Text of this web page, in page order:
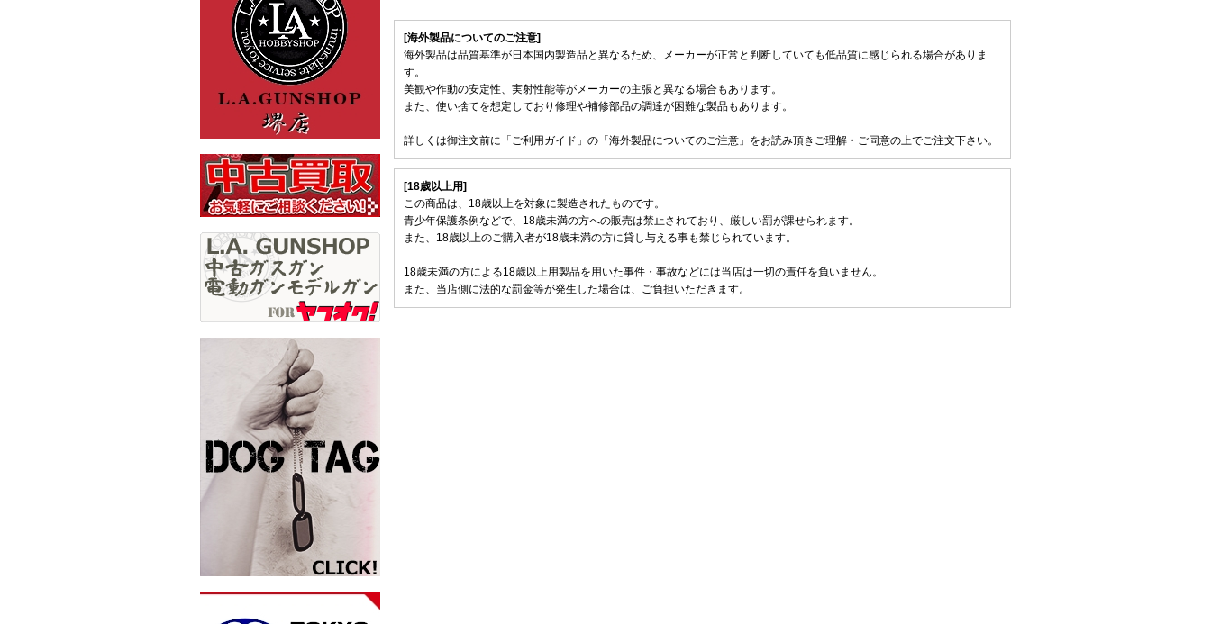
[海外製品についてのご注意]
海外製品は品質基準が日本国内製造品と異なるため、メーカーが正常と判断していても低品質に感じられる場合がありま
す。
美観や作動の安定性、実射性能等がメーカーの主張と異なる場合もあります。
また、使い捨てを想定しており修理や補修部品の調達が困難な製品もあります。
詳しくは御注文前に「ご利用ガイド」の「海外製品についてのご注意」をお読み頂きご理解・ご同意の上でご注文下さい。
[18歳以上用]
この商品は、18歳以上を対象に製造されたものです。
青少年保護条例などで、18歳未満の方への販売は禁止されており、厳しい罰が課せられます。
また、18歳以上のご購入者が18歳未満の方に貸し与える事も禁じられています。
18歳未満の方による18歳以上用製品を用いた事件・事故などには当店は一切の責任を負いません。
また、当店側に法的な罰金等が発生した場合は、ご負担いただきます。